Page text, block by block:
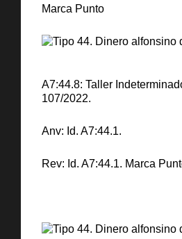
Marca Punto
A7:44.8: Taller
107/2022.
Anv: Id. A7:44.1.
Rev: Id. A7:44.1. Marca